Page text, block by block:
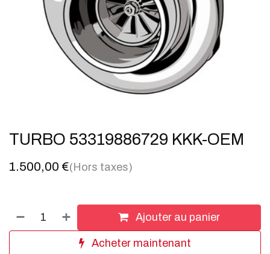
TURBO 53319886729 KKK-OEM
1.500,00 €(Hors taxes)
Ajouter au panier
Acheter maintenant